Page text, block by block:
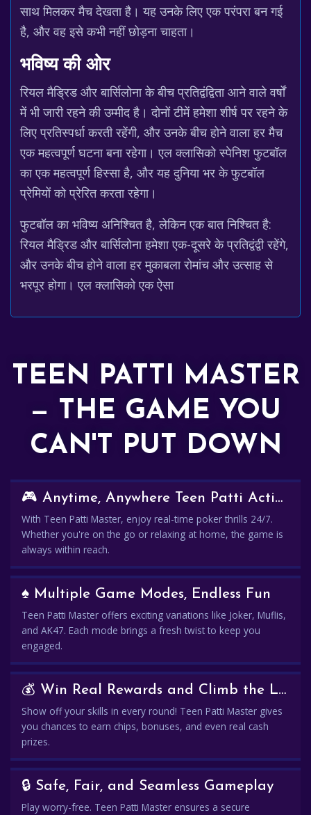
साथ मिलकर मैच देखता है। यह उनके लिए एक परंपरा बन गई
है, और वह इसे कभी नहीं छोड़ना चाहता।
भविष्य की ओर
रियल मैड्रिड और बार्सिलोना के बीच प्रतिद्वंद्विता आने वाले वर्षों
में भी जारी रहने की उम्मीद है। दोनों टीमें हमेशा शीर्ष पर रहने के
लिए प्रतिस्पर्धा करती रहेंगी, और उनके बीच होने वाला हर मैच
एक महत्वपूर्ण घटना बना रहेगा। एल क्लासिको स्पेनिश फुटबॉल
का एक महत्वपूर्ण हिस्सा है, और यह दुनिया भर के फुटबॉल
प्रेमियों को प्रेरित करता रहेगा।
फुटबॉल का भविष्य अनिश्चित है, लेकिन एक बात निश्चित है:
रियल मैड्रिड और बार्सिलोना हमेशा एक-दूसरे के प्रतिद्वंद्वी रहेंगे,
और उनके बीच होने वाला हर मुकाबला रोमांच और उत्साह से
भरपूर होगा। एल क्लासिको एक ऐसा
TEEN PATTI MASTER
— THE GAME YOU
CAN'T PUT DOWN
🎮 Anytime, Anywhere Teen Patti Action
With Teen Patti Master, enjoy real-time poker thrills 24/7.
Whether you're on the go or relaxing at home, the game is
always within reach.
♠️ Multiple Game Modes, Endless Fun
Teen Patti Master offers exciting variations like Joker, Muflis,
and AK47. Each mode brings a fresh twist to keep you
engaged.
💰 Win Real Rewards and Climb the Leaderboard
Show off your skills in every round! Teen Patti Master gives
you chances to earn chips, bonuses, and even real cash
prizes.
🔒 Safe, Fair, and Seamless Gameplay
Play worry-free. Teen Patti Master ensures a secure